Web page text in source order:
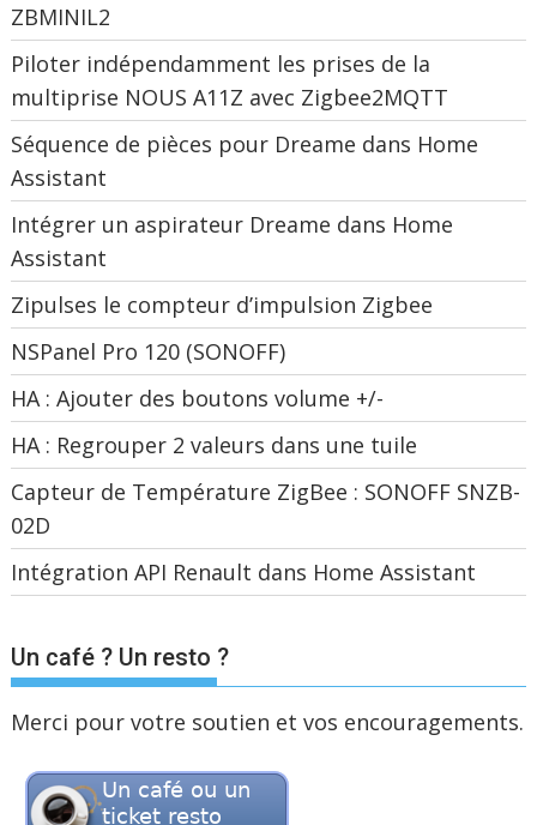
ZBMINIL2
Piloter indépendamment les prises de la
multiprise NOUS A11Z avec Zigbee2MQTT
Séquence de pièces pour Dreame dans Home
Assistant
Intégrer un aspirateur Dreame dans Home
Assistant
Zipulses le compteur d’impulsion Zigbee
NSPanel Pro 120 (SONOFF)
HA : Ajouter des boutons volume +/-
HA : Regrouper 2 valeurs dans une tuile
Capteur de Température ZigBee : SONOFF SNZB-
02D
Intégration API Renault dans Home Assistant
Un café ? Un resto ?
Merci pour votre soutien et vos encouragements.